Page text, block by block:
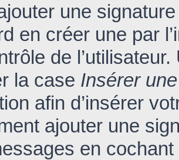
une
en créer une par
de
la case Insérer
afin d’insérer
ajouter une
en